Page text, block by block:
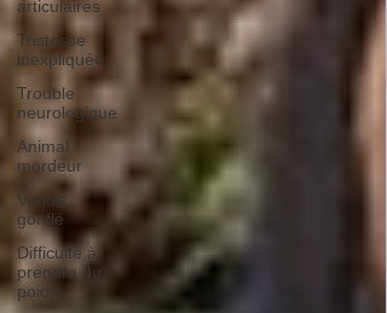
articulaires
Tristesse
inexpliquée
Trouble
neurologique
Animal
mordeur
Ventre
gonflé
Difficulté à
prendre du
poids